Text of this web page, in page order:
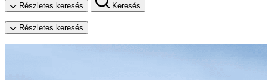
Részletes keresés Keresés
Részletes keresés